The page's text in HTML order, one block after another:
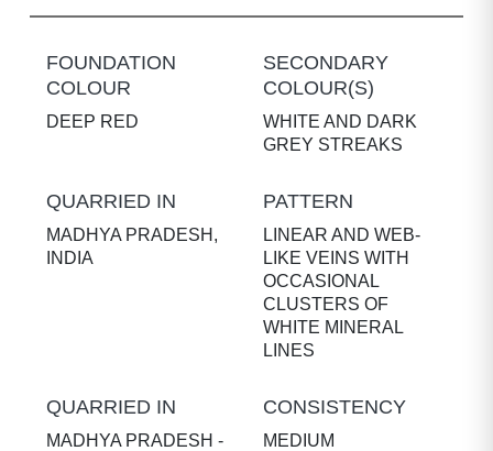
FOUNDATION
COLOUR
DEEP RED
SECONDARY
COLOUR(S)
WHITE AND DARK
GREY STREAKS
QUARRIED IN
MADHYA PRADESH,
INDIA
PATTERN
LINEAR AND WEB-
LIKE VEINS WITH
OCCASIONAL
CLUSTERS OF
WHITE MINERAL
LINES
QUARRIED IN
MADHYA PRADESH -
CONSISTENCY
MEDIUM